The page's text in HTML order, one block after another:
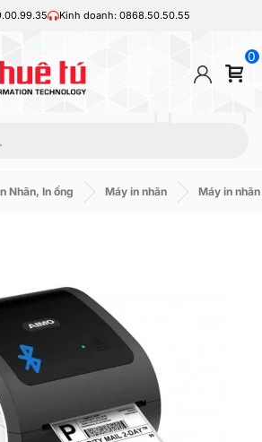
Kinh doanh: 0868.50.50.55
0
Nhãn, In ống Máy in nhãn Máy in